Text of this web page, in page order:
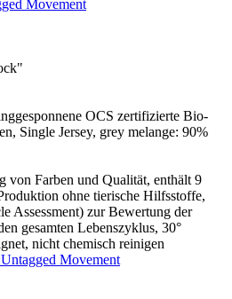
Movement
OCS zertifizierte Bio-
Single Jersey, grey melange: 90%
von Farben und Qualität, enthält 9
ohne tierische Hilfsstoffe,
Assessment) zur Bewertung der
gesamten Lebenszyklus, 30°
nicht chemisch reinigen
Movement